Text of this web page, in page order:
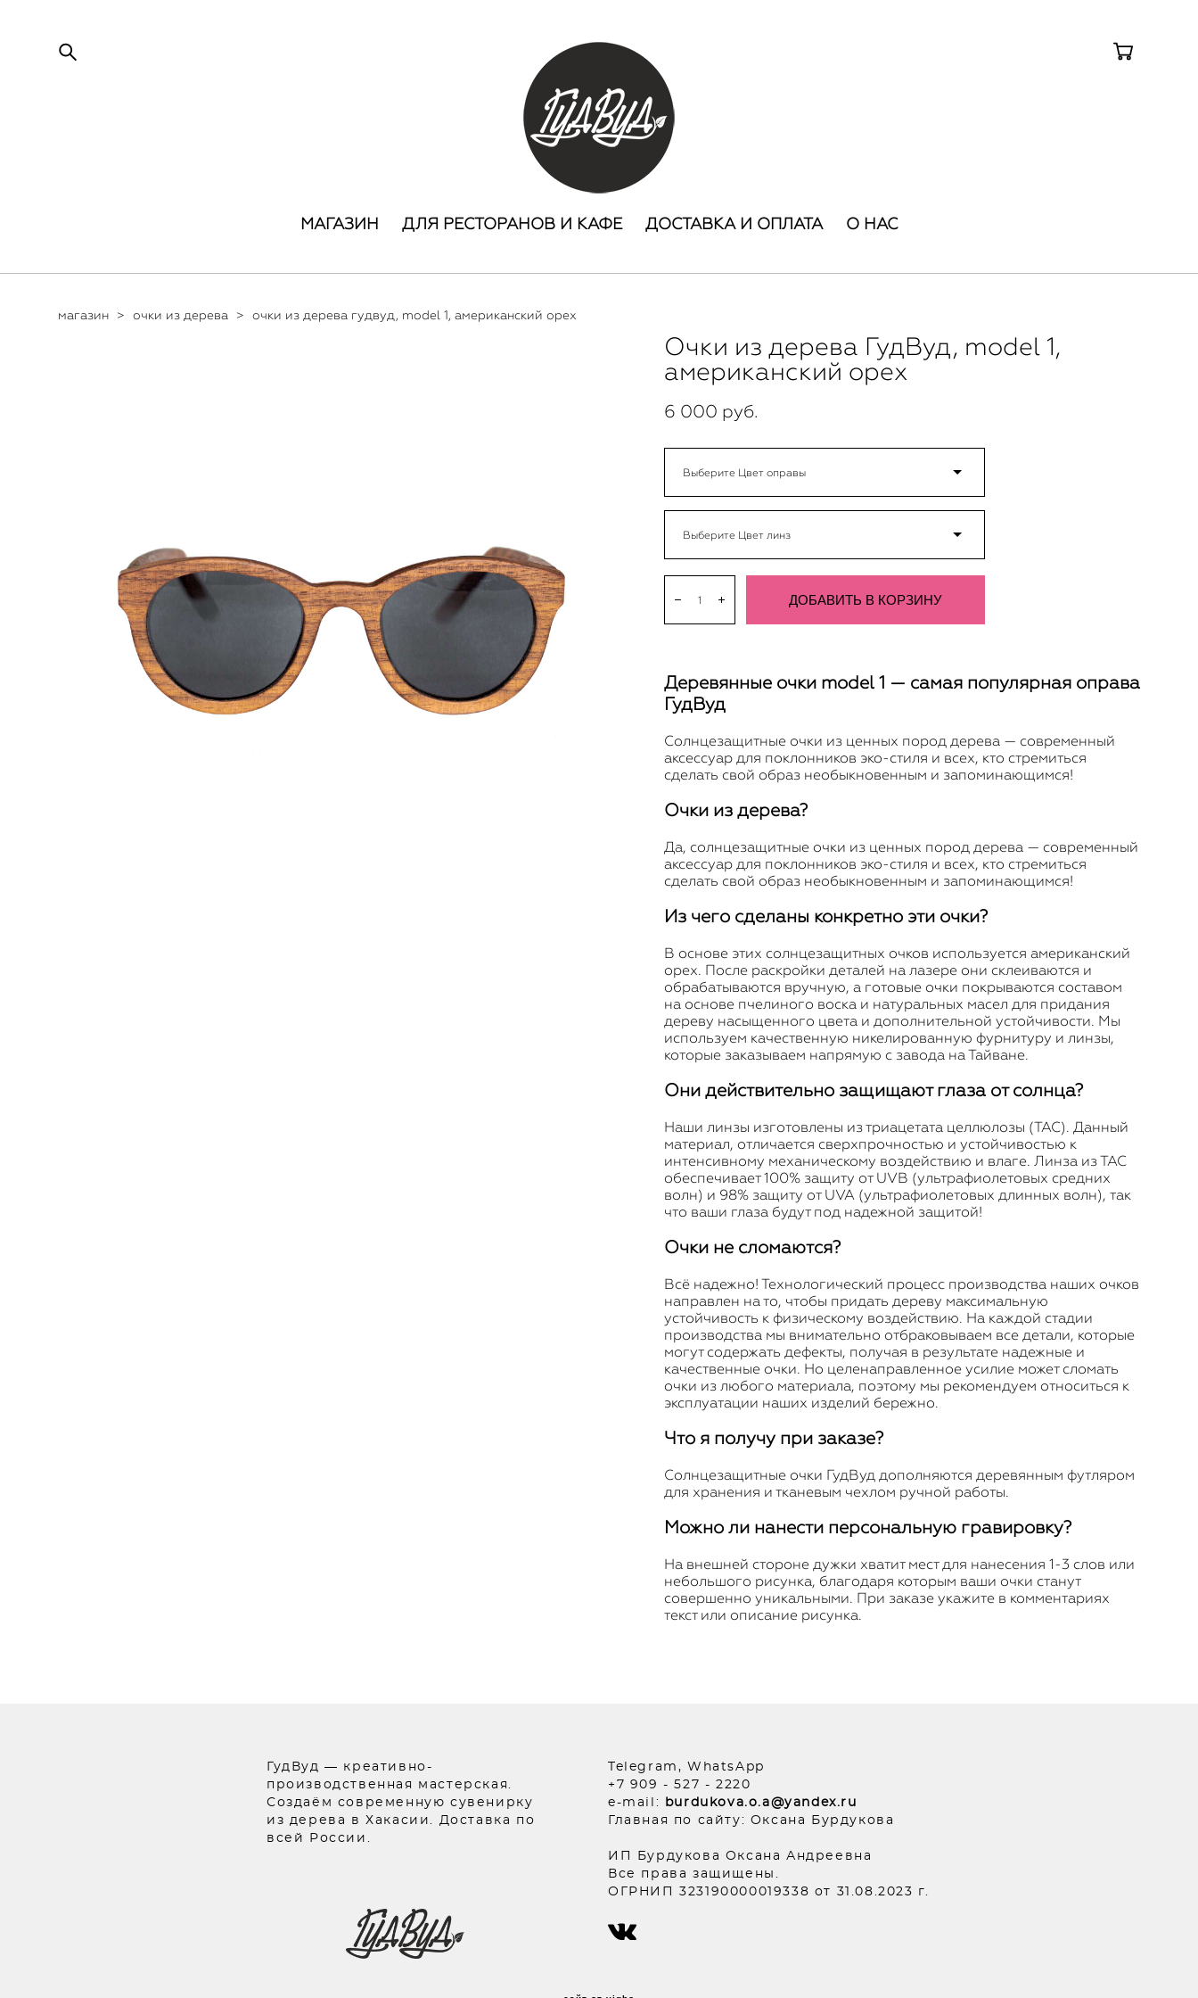
МАГАЗИН ДЛЯ РЕСТОРАНОВ И КАФЕ ДОСТАВКА И ОПЛАТА О НАС
магазин > очки из дерева > очки из дерева гудвуд, model 1, американский орех
Очки из дерева ГудВуд, model 1,
американский орех
6 000 pуб.
Выберите Цвет оправы
Выберите Цвет линз
ДОБАВИТЬ В КОРЗИНУ
Деревянные очки model 1 — самая популярная оправа
ГудВуд
Cолнцезащитные очки из ценных пород дерева — современный
аксессуар для поклонников эко-стиля и всех, кто стремиться
сделать свой образ необыкновенным и запоминающимся!
Очки из дерева?
Да, солнцезащитные очки из ценных пород дерева — современный
аксессуар для поклонников эко-стиля и всех, кто стремиться
сделать свой образ необыкновенным и запоминающимся!
Из чего сделаны конкретно эти очки?
В основе этих солнцезащитных очков используется американский
орех. После раскройки деталей на лазере они склеиваются и
обрабатываются вручную, а готовые очки покрываются составом
на основе пчелиного воска и натуральных масел для придания
дереву насыщенного цвета и дополнительной устойчивости. Мы
используем качественную никелированную фурнитуру и линзы,
которые заказываем напрямую с завода на Тайване.
Они действительно защищают глаза от солнца?
Наши линзы изготовлены из триацетата целлюлозы (TAC). Данный
материал, отличается сверхпрочностью и устойчивостью к
интенсивному механическому воздействию и влаге. Линза из ТАС
обеспечивает 100% защиту от UVB (ультрафиолетовых средних
волн) и 98% защиту от UVA (ультрафиолетовых длинных волн), так
что ваши глаза будут под надежной защитой!
Очки не сломаются?
Всё надежно! Технологический процесс производства наших очков
направлен на то, чтобы придать дереву максимальную
устойчивость к физическому воздействию. На каждой стадии
производства мы внимательно отбраковываем все детали, которые
могут содержать дефекты, получая в результате надежные и
качественные очки. Но целенаправленное усилие может сломать
очки из любого материала, поэтому мы рекомендуем относиться к
эксплуатации наших изделий бережно.
Что я получу при заказе?
Солнцезащитные очки ГудВуд дополняются деревянным футляром
для хранения и тканевым чехлом ручной работы.
Можно ли нанести персональную гравировку?
На внешней стороне дужки хватит мест для нанесения 1-3 слов или
небольшого рисунка, благодаря которым ваши очки станут
совершенно уникальными. При заказе укажите в комментариях
текст или описание рисунка.
ГудВуд — креативно-
производственная мастерская.
Создаём современную сувенирку
из дерева в Хакасии. Доставка по
всей России.
Telegram, WhatsApp
+7 909 - 527 - 2220
e-mail:
burdukova.o.a@yandex.ru
Главная по сайту: Оксана Бурдукова
ИП Бурдукова Оксана Андреевна
Все права защищены.
ОГРНИП 323190000019338 от 31.08.2023 г.